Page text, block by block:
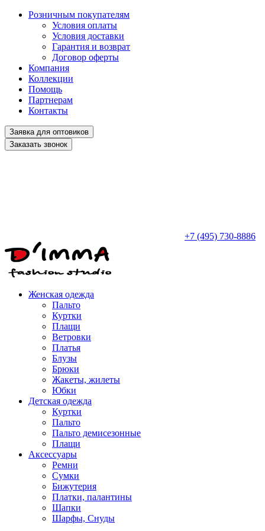
Розничным покупателям
Условия оплаты
Условия доставки
Гарантия и возврат
Договор оферты
Компания
Коллекции
Помощь
Партнерам
Контакты
Заявка для оптовиков
Заказать звонок
+7 (495) 730-8886
Женская одежда
Пальто
Куртки
Плащи
Ветровки
Платья
Блузы
Брюки
Жакеты, жилеты
Юбки
Детская одежда
Куртки
Пальто
Пальто демисезонные
Плащи
Аксессуары
Ремни
Сумки
Бижутерия
Платки, палантины
Шапки
Шарфы, Снуды